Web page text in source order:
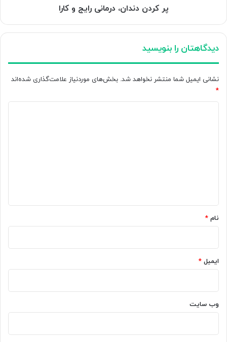
پر کردن دندان، درمانی رایج و کارا
دیدگاهتان را بنویسید
نشانی ایمیل شما منتشر نخواهد شد. بخش‌های موردنیاز علامت‌گذاری شده‌اند
*
نام *
ایمیل *
وب‌ سایت